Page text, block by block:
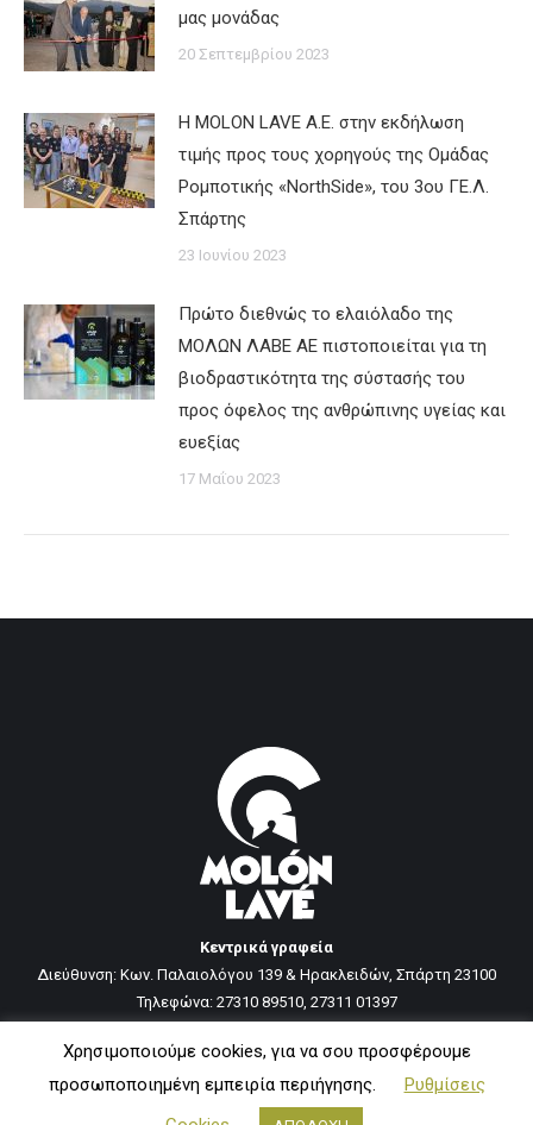
μας μονάδας
20 Σεπτεμβρίου 2023
Η MOLON LAVE A.E. στην εκδήλωση
τιμής προς τους χορηγούς της Ομάδας
Ρομποτικής «NorthSide», του 3ου ΓΕ.Λ.
Σπάρτης
23 Ιουνίου 2023
Πρώτο διεθνώς το ελαιόλαδο της
ΜΟΛΩΝ ΛΑΒΕ AE πιστοποιείται για τη
βιοδραστικότητα της σύστασής του
προς όφελος της ανθρώπινης υγείας και
ευεξίας
17 Μαΐου 2023
Κεντρικά γραφεία
Διεύθυνση: Κων. Παλαιολόγου 139 & Ηρακλειδών, Σπάρτη 23100
Τηλεφώνα: 27310 89510, 27311 01397
Μονάδα παραγωγής
Διεύθυνση: Άγιος Νικόλαος, Ποταμιά ΤΚ 23054
Τηλεφώνα: 698 151 3000, 27310 81279
Χρησιμοποιούμε cookies, για να σου προσφέρουμε
προσωποποιημένη εμπειρία περιήγησης.
Ρυθμίσεις